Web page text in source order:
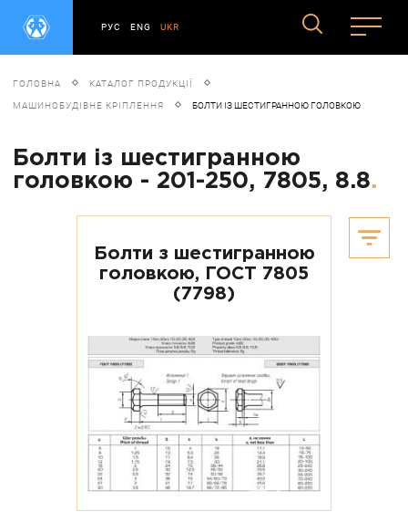
РУС ENG UKR
ГОЛОВНА КАТАЛОГ ПРОДУКЦІЇ
МАШИНОБУДІВНЕ КРІПЛЕННЯ БОЛТИ ІЗ ШЕСТИГРАННОЮ ГОЛОВКОЮ
Болти із шестигранною
головкою - 201-250, 7805, 8.8.
Болти з шестигранною
головкою, ГОСТ 7805
(7798)